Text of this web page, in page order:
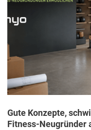
Gute Konzepte,
Fitness-Neugründer